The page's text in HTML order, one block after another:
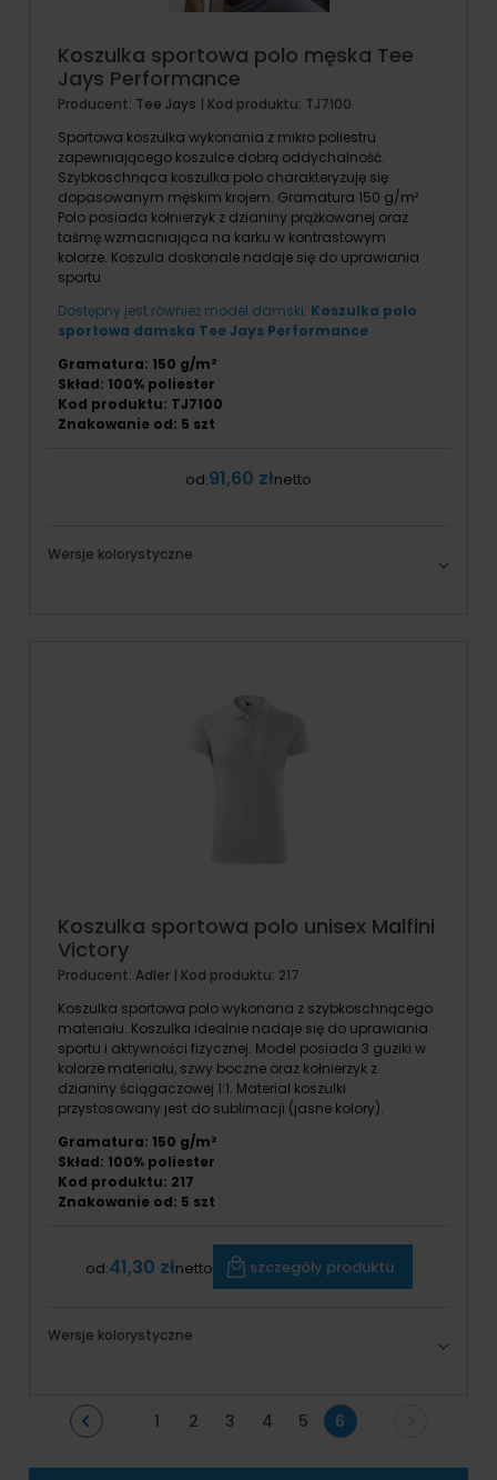
Koszulka sportowa polo męska Tee
Jays Performance
Producent: Tee Jays | Kod produktu: TJ7100
Sportowa koszulka wykonania z mikro poliestru
zapewniającego koszulce dobrą oddychalność.
Szybkoschnąca koszulka polo charakteryzuję się
dopasowanym męskim krojem. Gramatura 150 g/m².
Polo posiada kołnierzyk z dzianiny prążkowanej oraz
taśmę wzmacniająca na karku w kontrastowym
kolorze. Koszula doskonale nadaje się do uprawiania
sportu
Dostępny jest również model damski: Koszulka polo
sportowa damska Tee Jays Performance
Gramatura: 150 g/m²
Skład: 100% poliester
Kod produktu: TJ7100
Znakowanie od: 5 szt
od:91,60 złnetto
Wersje kolorystyczne
Koszulka sportowa polo unisex Malfini
Victory
Producent: Adler | Kod produktu: 217
Koszulka sportowa polo wykonana z szybkoschnącego
materiału. Koszulka idealnie nadaje się do uprawiania
sportu i aktywności fizycznej. Model posiada 3 guziki w
kolorze materiału, szwy boczne oraz kołnierzyk z
dzianiny ściągaczowej 1:1. Materiał koszulki
przystosowany jest do sublimacji (jasne kolory).
Gramatura: 150 g/m²
Skład: 100% poliester
Kod produktu: 217
Znakowanie od: 5 szt
od:41,30 złnetto szczegóły produktu
Wersje kolorystyczne
1 2 3 4 5 6